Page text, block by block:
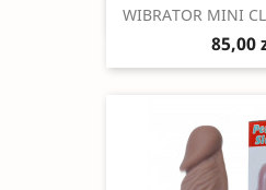
Szybki
WIBRATOR MINI
85,00